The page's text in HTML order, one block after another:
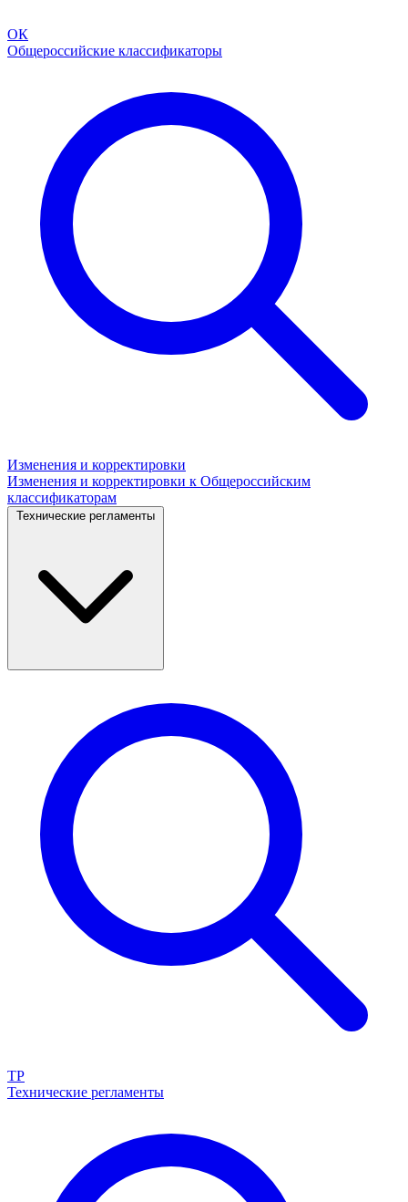
ОК
Общероссийские классификаторы
Изменения и корректировки
Изменения и корректировки к Общероссийским
классификаторам
Технические регламенты
ТР
Технические регламенты